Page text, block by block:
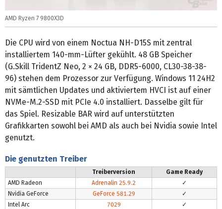
AMD Ryzen 7 9800X3D
Die CPU wird von einem Noctua NH-D15S mit zentral
installiertem 140-mm-Lüfter gekühlt. 48 GB Speicher
(G.Skill TridentZ Neo, 2 × 24 GB, DDR5-6000, CL30-38-38-
96) stehen dem Prozessor zur Verfügung. Windows 11 24H2
mit sämtlichen Updates und aktiviertem HVCI ist auf einer
NVMe-M.2-SSD mit PCIe 4.0 installiert. Dasselbe gilt für
das Spiel. Resizable BAR wird auf unterstützten
Grafikkarten sowohl bei AMD als auch bei Nvidia sowie Intel
genutzt.
Die genutzten Treiber
Treiberversion
Game Ready
AMD Radeon
Adrenalin 25.9.2
✓
Nvidia GeForce
GeForce 581.29
✓
Intel Arc
7029 ✓